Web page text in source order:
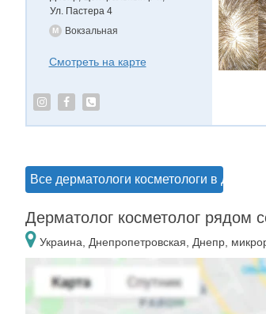
Ул. Пастера 4
M Вокзальная
Смотреть на карте
Все дерматологи косметологи в Днепре
Дерматолог косметолог рядом
Украина, Днепропетровская, Днепр,